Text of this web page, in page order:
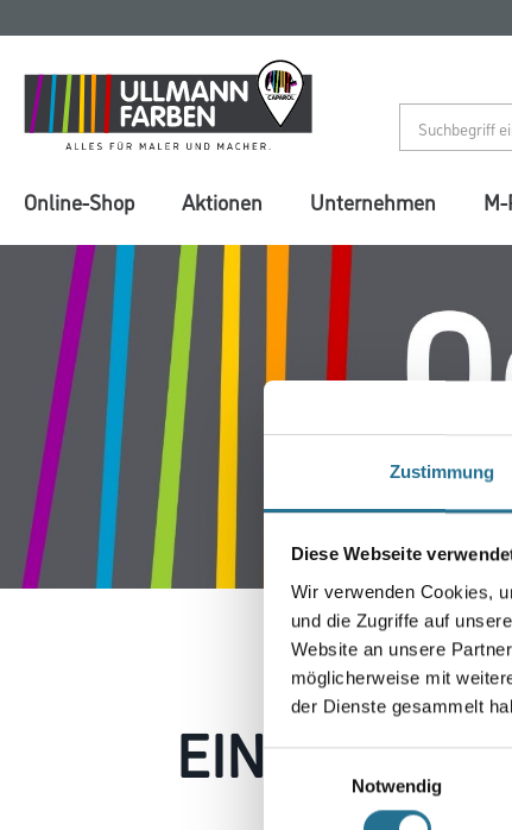
Zustimmung
Diese Webseite
Wir verwenden Cookies,
und die Zugriffe auf
Website an unsere
möglicherweise mit
der Dienste gesammelt
Notwendig
springen
springen
Online-Shop Aktionen Unternehmen
EIN